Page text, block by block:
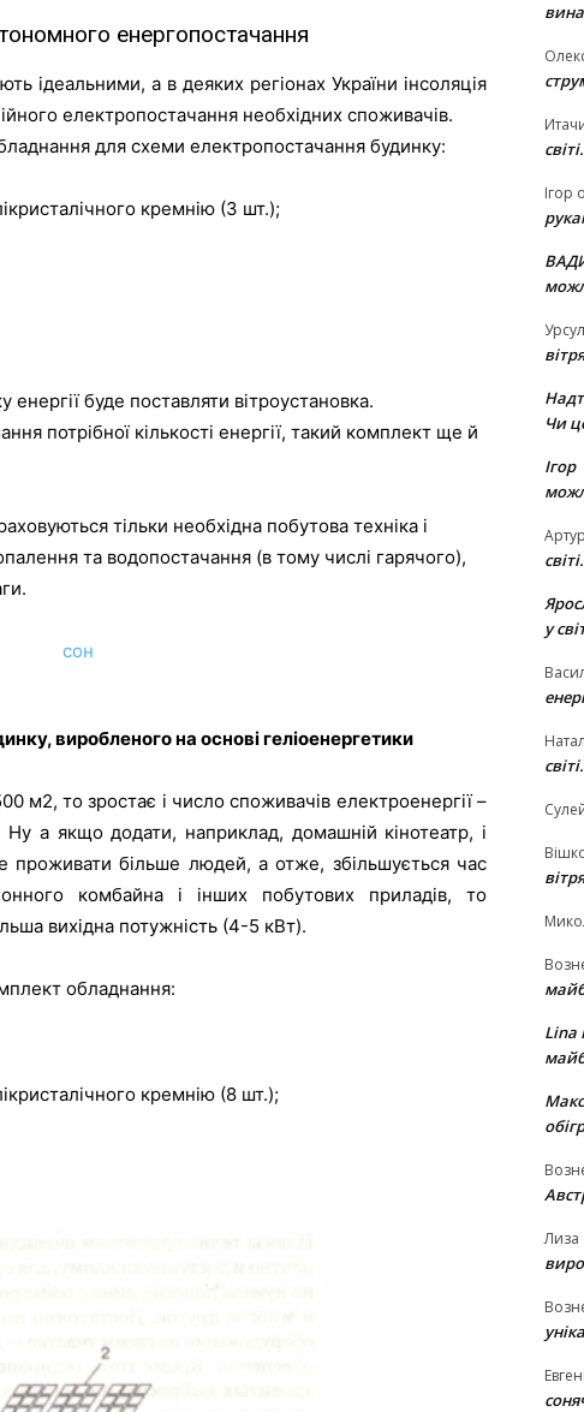
енергопостачання
ідеальними, а в деяких регіонах України інсоляція
електропостачання необхідних споживачів.
для схеми електропостачання будинку:
кремнію (3 шт.);
буде поставляти вітроустановка.
потрібної кількості енергії, такий комплект ще й
тільки необхідна побутова техніка і
та водопостачання (в тому числі гарячого),
виробленого на основі геліоенергетики
м2, то зростає і число споживачів електроенергії –
а якщо додати, наприклад, домашній кінотеатр, і
проживати більше людей, а отже, збільшується час
комбайна і інших побутових приладів, то
вихідна потужність (4-5 кВт).
обладнання:
кремнію (8 шт.);
світі.
Ігор
Чи
Ігор
Артур
світі.
у
світі.
Lina
Лиза